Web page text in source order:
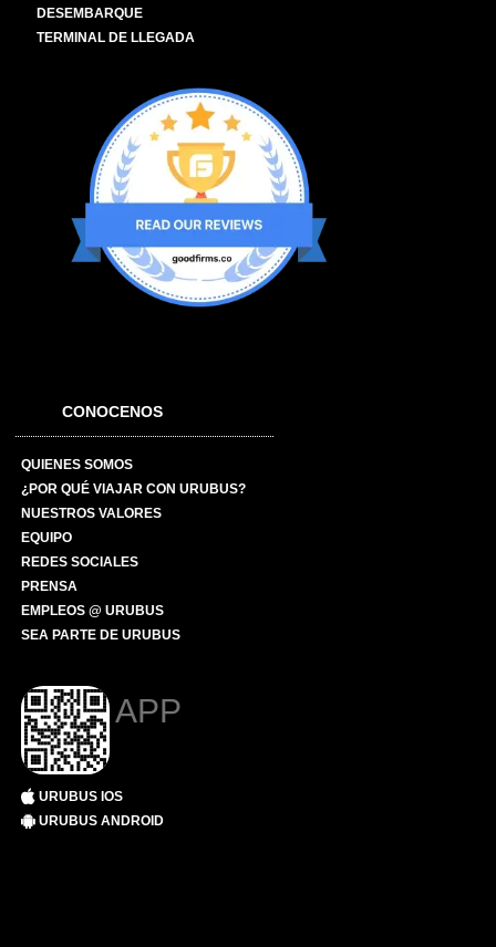
DESEMBARQUE
TERMINAL DE LLEGADA
CONOCENOS
QUIENES SOMOS
¿POR QUÉ VIAJAR CON URUBUS?
NUESTROS VALORES
EQUIPO
REDES SOCIALES
PRENSA
EMPLEOS @ URUBUS
SEA PARTE DE URUBUS
APP
URUBUS IOS
URUBUS ANDROID